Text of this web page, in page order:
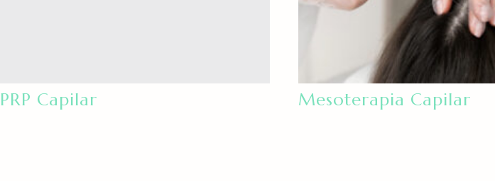
PRP Capilar Mesoterapia Capilar